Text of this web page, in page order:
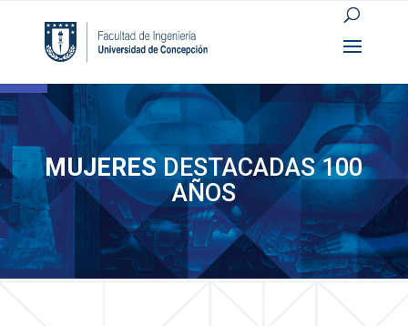
Open toolbar
MUJERESDESTACADAS 100
AÑOS